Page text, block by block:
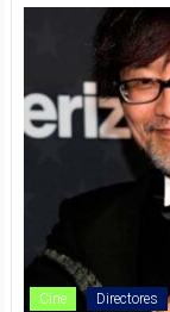
Cine Directores